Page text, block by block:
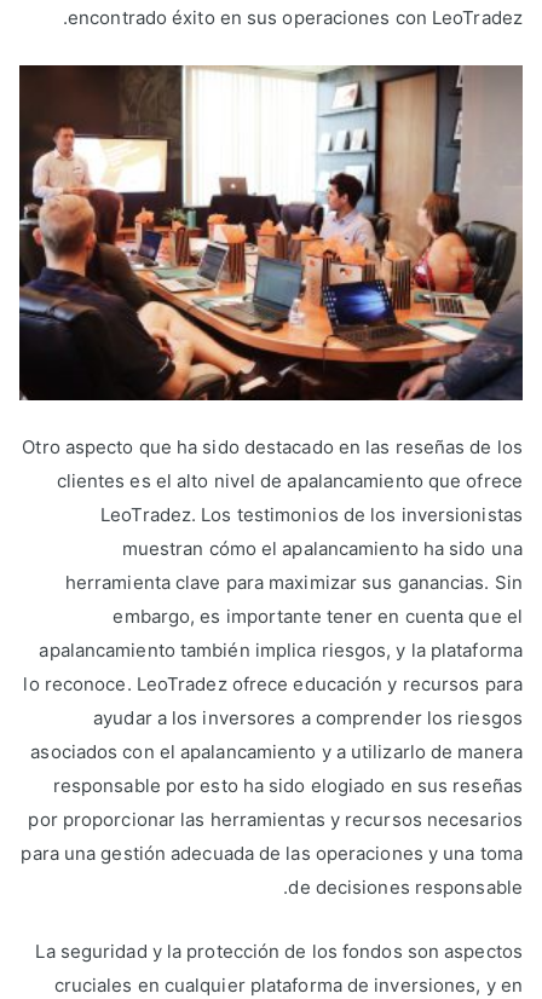
encontrado éxito en sus operaciones con LeoTradez.
Otro aspecto que ha sido destacado en las reseñas de los
clientes es el alto nivel de apalancamiento que ofrece
LeoTradez. Los testimonios de los inversionistas
muestran cómo el apalancamiento ha sido una
herramienta clave para maximizar sus ganancias. Sin
embargo, es importante tener en cuenta que el
apalancamiento también implica riesgos, y la plataforma
lo reconoce. LeoTradez ofrece educación y recursos para
ayudar a los inversores a comprender los riesgos
asociados con el apalancamiento y a utilizarlo de manera
responsable por esto ha sido elogiado en sus reseñas
por proporcionar las herramientas y recursos necesarios
para una gestión adecuada de las operaciones y una toma
de decisiones responsable.
La seguridad y la protección de los fondos son aspectos
cruciales en cualquier plataforma de inversiones, y en